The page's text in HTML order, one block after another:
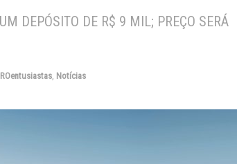
DEPÓSITO DE R$ 9 MIL; PREÇO SERÁ
, Notícias